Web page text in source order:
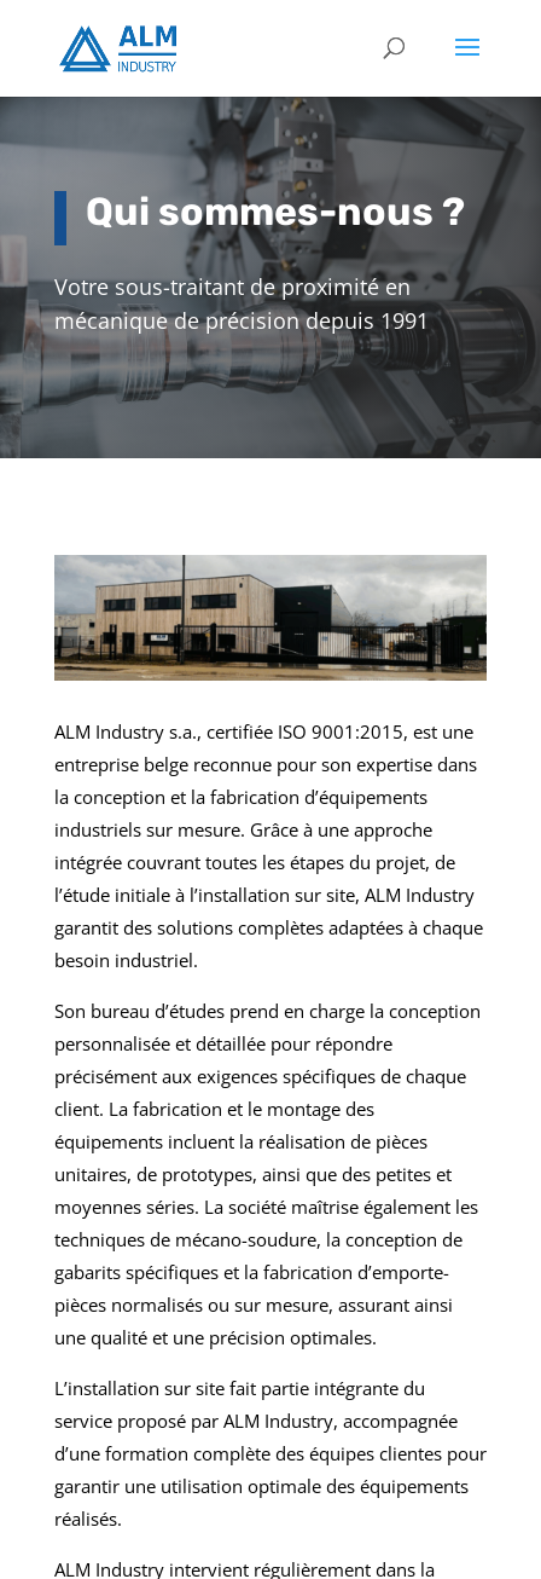
Qui sommes-nous ?
Votre sous-traitant de proximité en
mécanique de précision depuis 1991
ALM Industry s.a., certifiée ISO 9001:2015, est une
entreprise belge reconnue pour son expertise dans
la conception et la fabrication d’équipements
industriels sur mesure. Grâce à une approche
intégrée couvrant toutes les étapes du projet, de
l’étude initiale à l’installation sur site, ALM Industry
garantit des solutions complètes adaptées à chaque
besoin industriel.
Son bureau d’études prend en charge la conception
personnalisée et détaillée pour répondre
précisément aux exigences spécifiques de chaque
client. La fabrication et le montage des
équipements incluent la réalisation de pièces
unitaires, de prototypes, ainsi que des petites et
moyennes séries. La société maîtrise également les
techniques de mécano-soudure, la conception de
gabarits spécifiques et la fabrication d’emporte-
pièces normalisés ou sur mesure, assurant ainsi
une qualité et une précision optimales.
L’installation sur site fait partie intégrante du
service proposé par ALM Industry, accompagnée
d’une formation complète des équipes clientes pour
garantir une utilisation optimale des équipements
réalisés.
ALM Industry intervient régulièrement dans la